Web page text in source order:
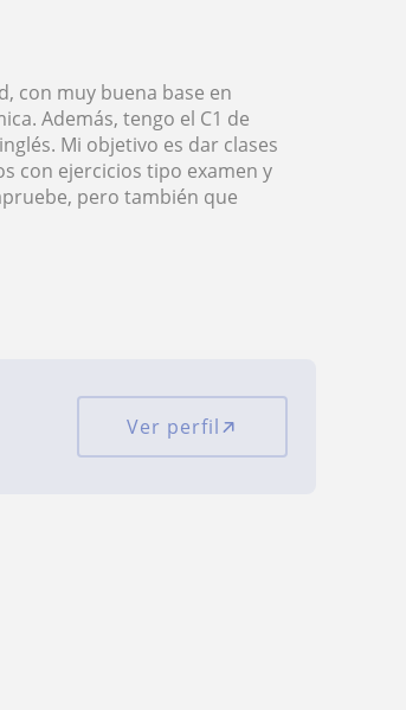
con muy buena base en
Además, tengo el C1 de
Mi objetivo es dar clases
con ejercicios tipo examen y
pero también que
Ver perfil